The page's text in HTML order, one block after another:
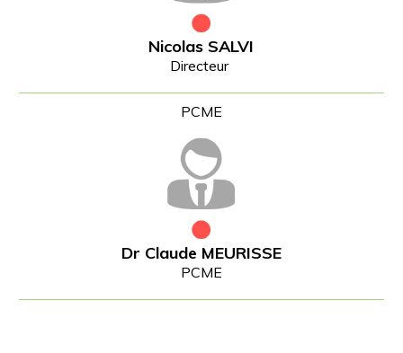
Nicolas SALVI
Directeur
Dr Claude MEURISSE
PCME